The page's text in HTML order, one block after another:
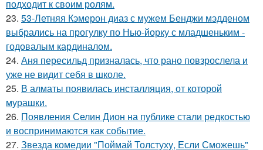
подходит к своим ролям.
23. 53-Летняя Кэмерон диаз с мужем Бенджи мэдденом
выбрались на прогулку по Нью-йорку с младшеньким -
годовалым кардиналом.
24. Аня пересильд призналась, что рано повзрослела и
уже не видит себя в школе.
25. В алматы появилась инсталляция, от которой
мурашки.
26. Появления Селин Дион на публике стали редкостью
и воспринимаются как событие.
27. Звезда комедии "Поймай Толстуху, Если Сможешь"